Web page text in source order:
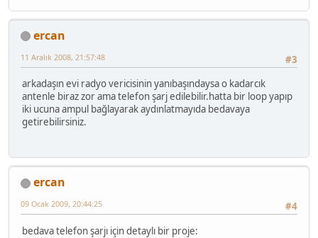
ercan
#3
11 Aralık 2008, 21:57:48
arkadaşın evi radyo vericisinin yanıbaşındaysa o kadarcık
antenle biraz zor ama telefon şarj edilebilir.hatta bir loop yapıp
iki ucuna ampul bağlayarak aydınlatmayıda bedavaya
getirebilirsiniz.
ercan
#4
09 Ocak 2009, 20:44:25
bedava telefon şarjı için detaylı bir proje: